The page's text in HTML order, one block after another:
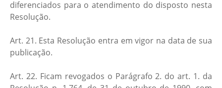
diferenciados para o atendimento do disposto nesta
Resolução.
Art. 21. Esta Resolução entra em vigor na data de sua
publicação.
Art. 22. Ficam revogados o Parágrafo 2. do art. 1. da